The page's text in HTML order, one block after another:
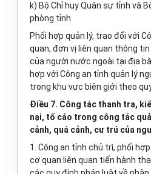
k) Bộ Chỉ huy Quân sự tỉnh và
phòng tỉnh
Phối hợp quản lý, trao đổi với
quan, đơn vị liên quan thông
của người nước ngoài tại địa
hợp với Công an tỉnh quản lý
trong khu vực biên giới theo
Điều 7. Công tác thanh tra,
nại, tố cáo trong công tác
cảnh, quá cảnh, cư trú của
1. Công an tỉnh chủ trì, phối
cơ quan liên quan tiến hành